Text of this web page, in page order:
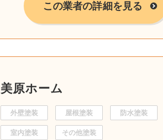
この業者の詳細を見る
美原ホーム
外壁塗装 屋根塗装 防水塗装
室内塗装 その他塗装